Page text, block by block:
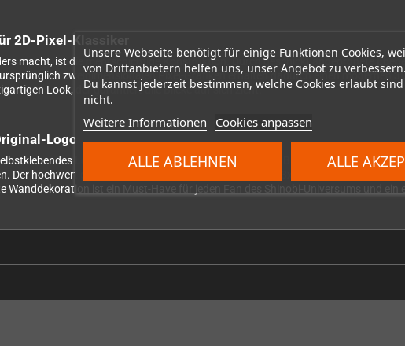
Unsere Webseite benötigt für einige Funktionen Cookies,
von Drittanbietern helfen uns, unser Angebot zu verbessern.
Du kannst jederzeit bestimmen, welche Cookies erlaubt
nicht.
Weitere Informationen Cookies anpassen
ALLE ABLEHNEN ALLE
2D-Pixel-Klassiker
macht, ist die mehrschichtige Konstruktion. Durch geschickt angeordnete
zweidimensionalen Pixel-Grafiken erhalten dadurch einen modernen
Look, der garantiert alle Blicke auf sich zieht.
Logo
Logo von Revenge of Shinobi, das Du nach Belieben auf dem
Der hochwertige schwarze Rahmen im quadratischen 23x23cm Format passt
Wanddekoration ist ein Must-Have für jeden Fan des Shinobi-Universums und